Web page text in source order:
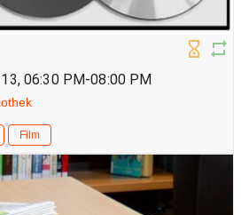
06:30 PM-08:00 PM
Film